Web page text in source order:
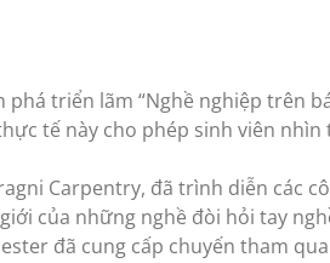
triển lãm “Nghề nghiệp trên
tế này cho phép sinh viên nhìn
Carpentry, đã trình diễn các
của những nghề đòi hỏi tay
đã cung cấp chuyến tham